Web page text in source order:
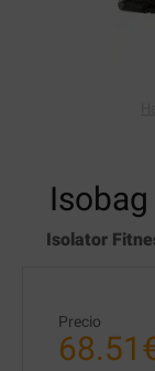
Isobag
Isolator
Precio
68.51